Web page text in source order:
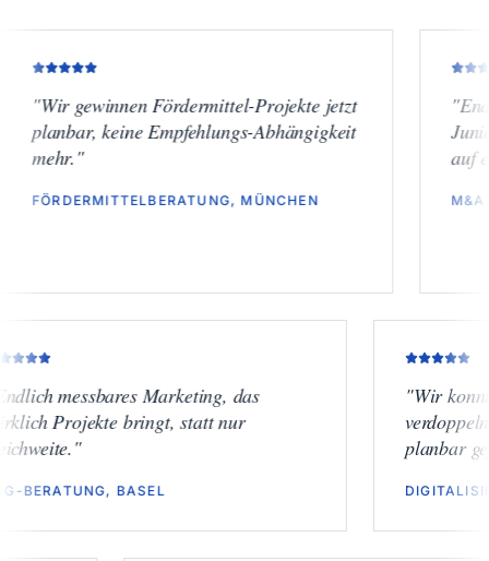
Fördermittel-Projekte jetzt
keine Empfehlungs-Abhängigkeit
MÜNCHEN
Endlich
Junior-
auf einem
M&A-
"Endlich messbares Marketing, das
wirklich Projekte bringt, statt nur
Reichweite.
ESG-BERATUNG, BASEL
"